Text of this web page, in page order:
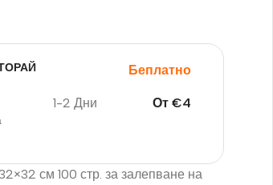
Беплатно
1-2 Дни От €4
см 100 стр. за залепване на